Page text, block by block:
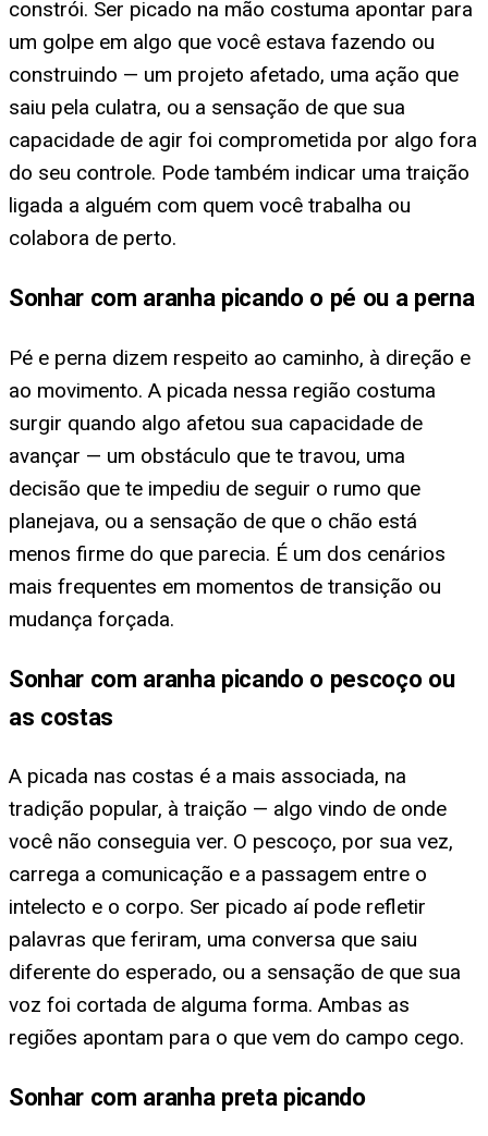
constrói. Ser picado na mão costuma apontar para
um golpe em algo que você estava fazendo ou
construindo — um projeto afetado, uma ação que
saiu pela culatra, ou a sensação de que sua
capacidade de agir foi comprometida por algo fora
do seu controle. Pode também indicar uma traição
ligada a alguém com quem você trabalha ou
colabora de perto.
Sonhar com aranha picando o pé ou a perna
Pé e perna dizem respeito ao caminho, à direção e
ao movimento. A picada nessa região costuma
surgir quando algo afetou sua capacidade de
avançar — um obstáculo que te travou, uma
decisão que te impediu de seguir o rumo que
planejava, ou a sensação de que o chão está
menos firme do que parecia. É um dos cenários
mais frequentes em momentos de transição ou
mudança forçada.
Sonhar com aranha picando o pescoço ou
as costas
A picada nas costas é a mais associada, na
tradição popular, à traição — algo vindo de onde
você não conseguia ver. O pescoço, por sua vez,
carrega a comunicação e a passagem entre o
intelecto e o corpo. Ser picado aí pode refletir
palavras que feriram, uma conversa que saiu
diferente do esperado, ou a sensação de que sua
voz foi cortada de alguma forma. Ambas as
regiões apontam para o que vem do campo cego.
Sonhar com aranha preta picando